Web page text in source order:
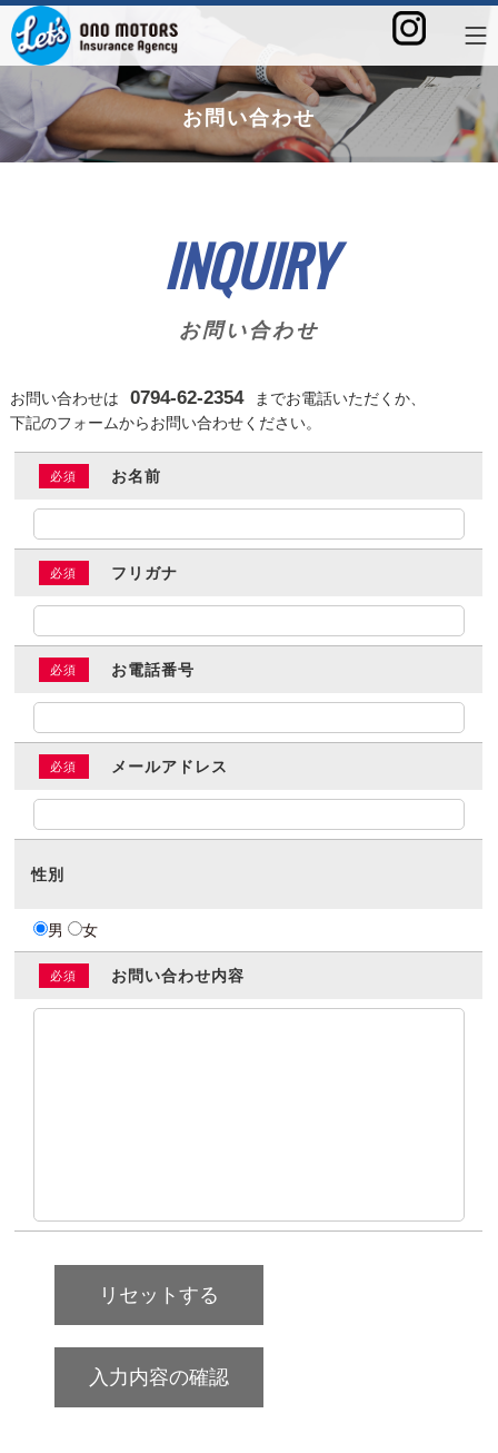
お問い合わせ
INQUIRY
お問い合わせ
お問い合わせは 0794-62-2354
までお電話いただくか、
下記のフォームからお問い合わせください。
お名前
フリガナ
お電話番号
メールアドレス
性別
男 女
お問い合わせ内容